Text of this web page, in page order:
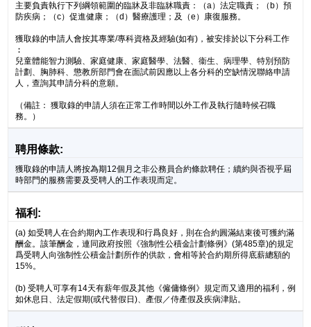
主要負責執行下列綱領範圍的臨牀及非臨牀職責：（a）法定職責；（b）預
防疾病；（c）促進健康；（d）醫療護理；及（e）康復服務。
獲取錄的申請人會按其專業/專科資格及經驗(如有)，被安排於以下分科工作
︰
兒童體能智力測驗、家庭健康、家庭醫學、法醫、衞生、病理學、特別預防
計劃、胸肺科、懲教所部門會在面試前因應以上各分科的空缺情況聯絡申請
人，查詢其申請分科的意願。
（備註： 獲取錄的申請人須在正常工作時間以外工作及執行隨時候召職
務。）
聘用條款:
獲取錄的申請人將按為期12個月之非公務員合約條款聘任；續約與否視乎屆
時部門的服務需要及受聘人的工作表現而定。
福利:
(a) 如受聘人在合約期內工作表現和行爲良好，則在合約圓滿結束後可獲約滿
酬金。該筆酬金，連同政府按照《強制性公積金計劃條例》(第485章)的規定
爲受聘人向強制性公積金計劃所作的供款，會相等於合約期所得底薪總額的
15%。
(b) 受聘人可享有14天有薪年假及其他《僱傭條例》規定而又適用的福利，例
如休息日、法定假期(或代替假日)、產假／侍產假及疾病津貼。